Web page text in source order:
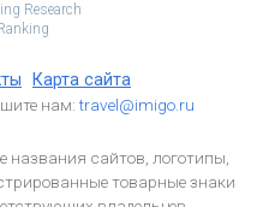
Research
Карта сайта
нам:travel@imigo.ru
сайтов, логотипы,
товарные знаки